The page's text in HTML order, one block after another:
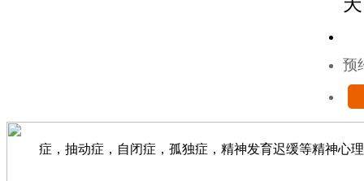
预
症，抽动症，自闭症，孤独症，精神发育迟缓等精神心